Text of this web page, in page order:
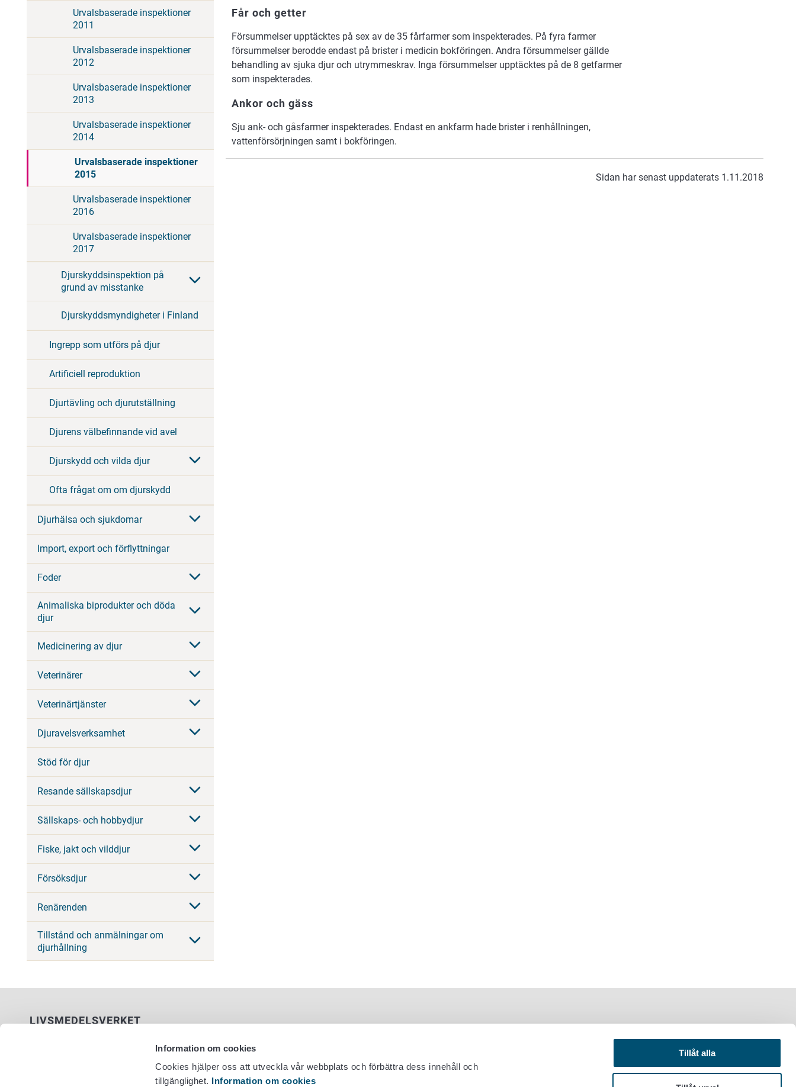
Information om cookies
Cookies hjälper oss att utveckla vår webbplats och förbättra dess innehåll och
tillgänglighet. Information om cookies
Tillåt alla
Urvalsbaserade inspektioner
2011
Urvalsbaserade inspektioner
2012
Urvalsbaserade inspektioner
2013
Urvalsbaserade inspektioner
2014
Urvalsbaserade inspektioner
2015
Urvalsbaserade inspektioner
2016
Urvalsbaserade inspektioner
2017
Djurskyddsinspektion på
grund av misstanke
Djurskyddsmyndigheter i Finland
Ingrepp som utförs på djur
Artificiell reproduktion
Djurtävling och djurutställning
Djurens välbefinnande vid avel
Djurskydd och vilda djur
Ofta frågat om om djurskydd
Djurhälsa och sjukdomar
Import, export och förflyttningar
Foder
Animaliska biprodukter och döda
djur
Medicinering av djur
Veterinärer
Veterinärtjänster
Djuravelsverksamhet
Stöd för djur
Resande sällskapsdjur
Sällskaps- och hobbydjur
Fiske, jakt och vilddjur
Försöksdjur
Renärenden
Tillstånd och anmälningar om
djurhållning
Får och getter
Försummelser upptäcktes på sex av de 35 fårfarmer som inspekterades. På fyra farmer
försummelser berodde endast på brister i medicin bokföringen. Andra försummelser gällde
behandling av sjuka djur och utrymmeskrav. Inga försummelser upptäcktes på de 8 getfarmer
som inspekterades.
Ankor och gäss
Sju ank- och gåsfarmer inspekterades. Endast en ankfarm hade brister i renhållningen,
vattenförsörjningen samt i bokföringen.
Sidan har senast uppdaterats 1.11.2018
LIVSMEDELSVERKET